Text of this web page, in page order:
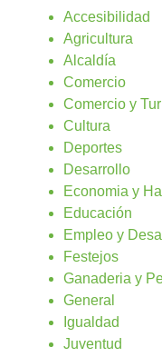
Accesibilidad
Agricultura
Alcaldía
Comercio
Comercio y
Cultura
Deportes
Desarrollo
Economia y
Educación
Empleo y
Festejos
Ganaderia y
General
Igualdad
Juventud